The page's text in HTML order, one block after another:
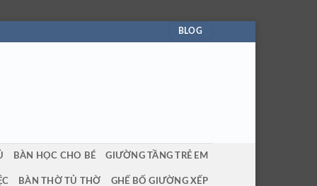
BLOG
BÀN HỌC CHO BÉ GIƯỜNG TẦNG TRẺ EM
BÀN THỜ TỦ THỜ GHẾ BỐ GIƯỜNG XẾP